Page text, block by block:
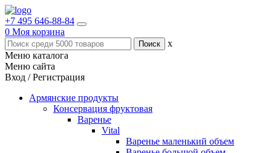
+7 495 646-88-84
0 Моя корзина
x
Меню каталога
Меню сайта
Вход / Регистрация
Армянские продукты
Консервация фруктовая
Варенье
Vital
Варенье маленький объем